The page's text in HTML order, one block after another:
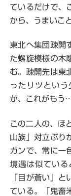
ているだけで、
から、うまいこ
東北へ集団疎開
た螺旋模様の木
む。疎開先は東
ったリツとい
が、これがもう…
この二人の、ほ
山族」対立ぶり
ガンで、常に一
境遇は似ている
「目が蒼い」
ている。「鬼畜